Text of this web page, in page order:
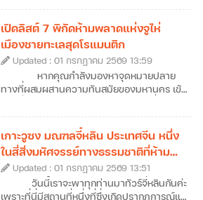
องค์ที่คนไทยรู้จักกันดี จึงไม่น่าแปลกใจที่สายมู
สายบุญ และนักท่องเที่ยวที่อยากสัมผัสจีนแบบ
โลคอลจะหลงรักที่นี่ได้ไม่ยาก ซึ่งวันนี้เราก็จะพา
ทุกคนไปทัวร์ซัวเถากันแบบจัดเต็ม ที่มีทั้งข้อมูล
เที่ยวซัวเถา 12 ที่เที่ยวไฮไลต์ พร้อมลิสต์ร้าน
เด็ดและที่พักมาแนะนำไว้ให้ครบ ให้เราสามารถ
วางแผนเที่ยวกันได้ง่าย ๆ แบบครบจบในที่
หิมะขาวโพลนและอากาศหนาวจัด แต่ฉางชุน
เป็นเมืองที่ได้รับฉายาว่า “เมืองแห่งฤดูใบไม้ผลิ
แห่งภาคเหนือ” ความพิเศษของเมืองนี้คืออะไร?
ทำไมถึงได้รับการขนานนามว่าเป็นเมืองแห่งฤดู
ใบไม้ผลิแห่งภาคเหนือ วันนี้เราจะพาไปหาคำ
ตอบกันค่ะ นอกจากนี้เราก็ยังทำการรวบรวม
ข้อมูลเที่ยวฉางชุนฉบับอัปเดตปี 2026 ที่จะพา
ฉางชุนแบบครบทุกมิติ ไม่ว่าจะเป็นแลนด์มาร์ก
สำคัญ แหล่งพักผ่อน หรือย่านไลฟ์สไตล์มาฝาก
กันด้วย ว่าแล้วก็เตรียมตัวออกเดินทางไปเยือน
เมืองหลวงแห่งมณฑลจี๋หลินที่ฉางชุนกันได้เลย
ค่ะ
เปิดลิสต์ 7 พิกัดห้ามพลาดแห่งจูไห่
เมืองชายทะเลสุดโรแมนติก
Updated : 01 กรกฎาคม 2569 13:59
หากคุณกำลังมองหาจุดหมายปลาย
ทางที่ผสมผสานความทันสมัยของมหานคร เข้า
วางแผนมาทัวร์จูไห่คือคำตอบที่ไม่ควรมองข้าม
เลยค่ะ เมืองชายฝั่งทะเลแห่งนี้ไม่ได้มีดีแค่เป็น
เขตเศรษฐกิจพิเศษที่คึกคัก แต่ยังมีเสน่ห์เฉพาะ
ตัวด้วยถนนสายยาวเลียบหาด สวนสาธารณะ
เขียวขจีที่แทรกตัวอยู่ทุกมุมเมือง และ
บรรยากาศที่ดูผ่อนคลายกว่าเมืองใหญ่ข้าง
เคียงอย่างกวางโจวหรือเซินเจิ้น ถึงแม้ว่าหลาย
เกาะวูซง มณฑลจี๋หลิน ประเทศจีน หนึ่ง
ในสี่สิ่งมหัศจรรย์ทางธรรมชาติที่ห้าม
พลาดของจีน
Updated : 01 กรกฎาคม 2569 13:51
วันนี้เราจะพาทุกท่านมาทัวร์จี๋หลินกันค่ะ
เพราะที่นี่มีสถานที่หนึ่งที่ซึ่งเกิดปรากฏการณ์แม่